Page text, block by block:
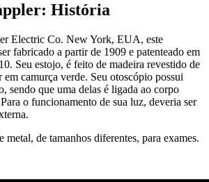
História
Electric Co. New York, EUA, este
fabricado a partir de 1909 e patenteado em
Seu estojo, é feito de madeira revestido de
camurça verde. Seu otoscópio possui
sendo que uma delas é ligada ao corpo
o funcionamento de sua luz, deveria ser
metal, de tamanhos diferentes, para exames.